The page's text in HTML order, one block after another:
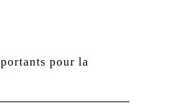
pour la